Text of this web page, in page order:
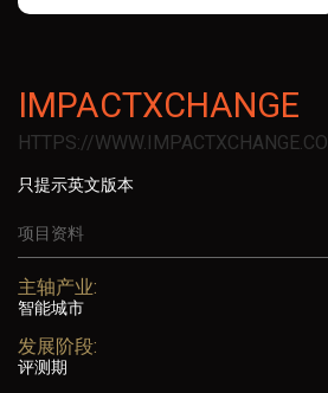
IMPACTXCHANGE
HTTPS://WWW.IMPACTXCHANGE.CO
只提示英文版本
项目资料
主轴产业:
智能城市
发展阶段:
评测期